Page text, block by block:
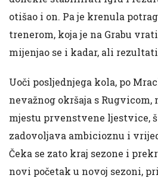
otišao i on. Pa je krenula
trenerom, koja je na Grabu
mijenjao se i kadar, ali
Uoči posljednjega kola, po
nevažnog okršaja s Rugvicom,
mjestu prvenstvene ljestvice,
zadovoljava ambicioznu i
Čeka se zato kraj sezone i
novi početak u novoj sezoni,